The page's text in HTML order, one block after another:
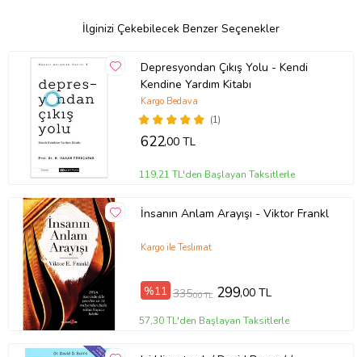
Nisan 2018
Akaşa Deniz Tarhan
Kağıt Cinsi
2. Hamur
Sayfa Sayısı 248
Yayın Dili
Türkçe
Akaşa Deniz Tarhan
Ürün Kodu:kcm43874874
İlginizi Çekebilecek Benzer Seçenekler
Depresyondan Çıkış Yolu - Kendi
Kendine Yardım Kitabı
(1)
Kargo Bedava
622,00 TL
119,21 TL'den Başlayan Taksitlerle
İnsanın Anlam Arayışı - Viktor Frankl
Kargo ile Teslimat
%11 335,00 TL 299,00 TL
57,30 TL'den Başlayan Taksitlerle